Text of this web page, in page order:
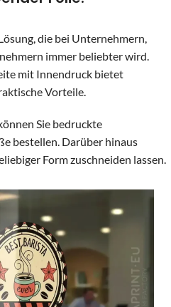
die bei Unternehmern,
immer beliebter wird.
mit Innendruck bietet
Vorteile.
Sie bedruckte
bestellen. Darüber hinaus
Form zuschneiden lassen.